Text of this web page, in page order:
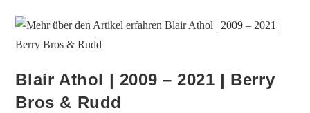
Blair Athol | 2009 – 2021 | Berry
Bros & Rudd